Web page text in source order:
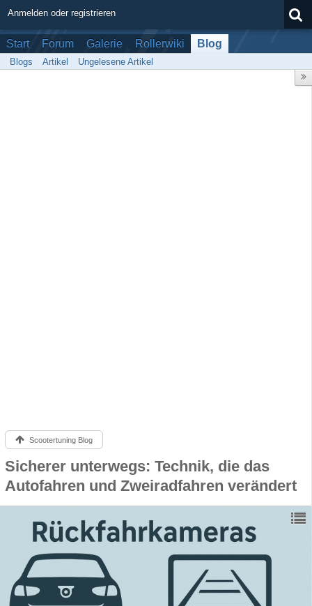
Anmelden oder registrieren
Start Forum Galerie Rollerwiki Blog
Blogs Artikel Ungelesene Artikel
Scootertuning Blog
Sicherer unterwegs: Technik, die das
Autofahren und Zweiradfahren verändert